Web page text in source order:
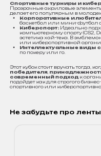
Спортивные турниры и
Прозрачные акриловые
делает его популярным в
Корпоративные и
баскетбол или мини-футбол
Киберспорт: Идеально
компьютерному спорту (CS2,
эстетика хай-тека. В
или киберспортивной
Интеллектуальные виды
по покеру или го.
Этот кубок стоит вручать тогда,
победителя,
современный подход к
подойдет как для строгого
спортивного или
Не забудьте про